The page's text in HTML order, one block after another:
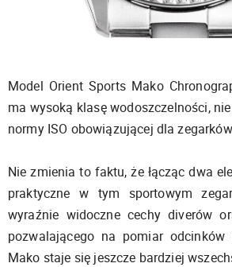
Model Orient Sports Mako
ma wysoką klasę wodoszczelności,
normy ISO obowiązującej dla
Nie zmienia to faktu, że łącząc dwa
praktyczne w tym sportowym
wyraźnie widoczne cechy diverów
pozwalającego na pomiar odcinków
Mako staje się jeszcze bardziej